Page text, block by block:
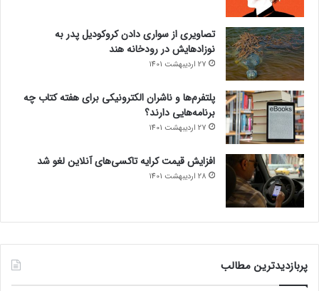
تصاویری از سواری دادن کروکودیل پدر به
نوزادهایش در رودخانه هند
27 اردیبهشت 1401
پلتفرم‌ها و ناشران الکترونیکی برای هفته کتاب چه
برنامه‌هایی دارند؟
27 اردیبهشت 1401
افزایش قیمت کرایه تاکسی‌های آنلاین لغو شد
28 اردیبهشت 1401
پربازدیدترین مطالب